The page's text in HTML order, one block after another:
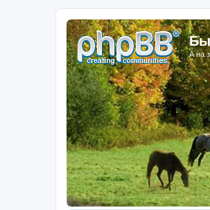
А на